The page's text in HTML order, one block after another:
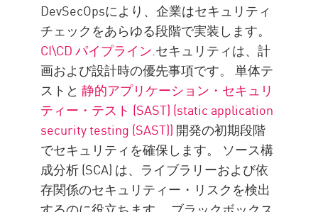
DevSecOpsにより、企業はセキュリティ
チェックをあらゆる段階で実装します。
CI\CD パイプライン.セキュリティは、計
画および設計時の優先事項です。 単体テ
ストと静的アプリケーション・セキュリ
ティー・テスト (SAST) (static application
security testing (SAST)) 開発の初期段階
でセキュリティを確保します。 ソース構
成分析 (SCA) は、ライブラリーおよび依
存関係のセキュリティー・リスクを検出